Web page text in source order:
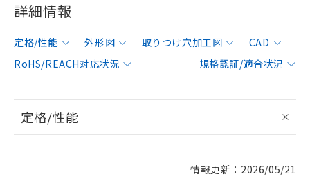
詳細情報
定格/性能 外形図 取りつけ穴加工図
CAD
RoHS/REACH対応状況
規格認証/適合状況
定格/性能
情報更新：2026/05/21